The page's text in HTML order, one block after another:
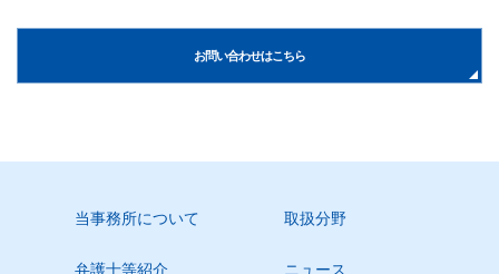
お問い合わせはこちら
当事務所について 取扱分野
弁護士等紹介 ニュース